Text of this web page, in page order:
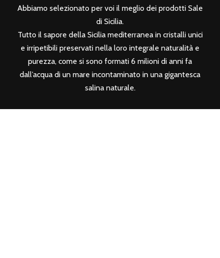
Abbiamo selezionato per voi il meglio dei prodotti Sale
di Sicilia.
Tutto il sapore della Sicilia mediterranea in cristalli unici
e irripetibili preservati nella loro integrale naturalità e
purezza, come si sono formati 6 milioni di anni fa
dall’acqua di un mare incontaminato in una gigantesca
salina naturale.